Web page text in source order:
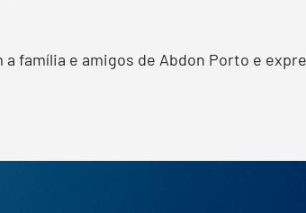
família e amigos de Abdon Porto e